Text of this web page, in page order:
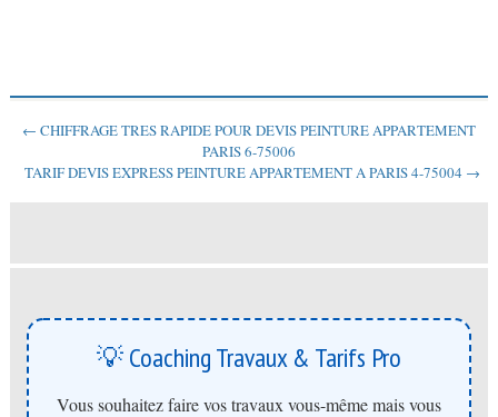
← CHIFFRAGE TRES RAPIDE POUR DEVIS PEINTURE APPARTEMENT
PARIS 6-75006
TARIF DEVIS EXPRESS PEINTURE APPARTEMENT A PARIS 4-75004 →
💡 Coaching Travaux & Tarifs Pro
Vous souhaitez faire vos travaux vous-même mais vous